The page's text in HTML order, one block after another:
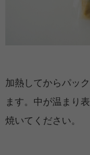
加熱してからパッ
ます。中が温まり
焼いてください。